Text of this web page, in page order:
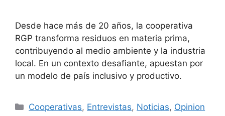
Desde hace más de 20 años, la cooperativa
RGP transforma residuos en materia prima,
contribuyendo al medio ambiente y la industria
local. En un contexto desafiante, apuestan por
un modelo de país inclusivo y productivo.
Cooperativas, Entrevistas, Noticias, Opinion